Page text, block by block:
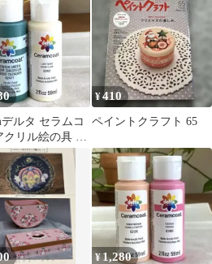
リー
ルタ セラムコ
クリル絵の具 ハ
グリーン 、ライ
ボリー
¥410
ペイントクラフト 65
¥1,280